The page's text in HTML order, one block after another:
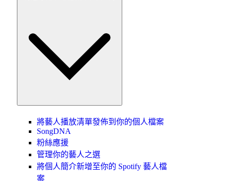
將藝人播放清單發佈到你的個人檔案
SongDNA
粉絲應援
管理你的藝人之選
將個人簡介新增至你的 Spotify 藝人檔
案